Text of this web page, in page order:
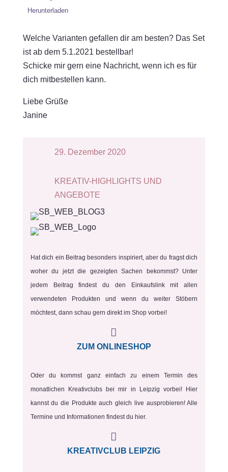
Herunterladen
Welche Varianten gefallen dir am besten? Das Set
ist ab dem 5.1.2021 bestellbar!
Schicke mir gern eine Nachricht, wenn ich es für
dich mitbestellen kann.
Liebe Grüße
Janine
29. Dezember 2020
KREATIV-HIGHLIGHTS UND
ANGEBOTE
Hat dich ein Beitrag besonders inspiriert, aber du fragst dich
woher du jetzt die gezeigten Sachen bekommst? Unter
jedem Beitrag findest du den Einkaufslink mit allen
verwendeten Produkten und wenn du weiter Stöbern
möchtest, dann schau gern direkt im Shop vorbei!

ZUM ONLINESHOP
Oder du kommst ganz einfach zu einem Termin des
monatlichen Kreativclubs bei mir in Leipzig vorbei! Hier
kannst du die Produkte auch gleich live ausprobieren! Alle
Termine und Informationen findest du hier.

KREATIVCLUB LEIPZIG